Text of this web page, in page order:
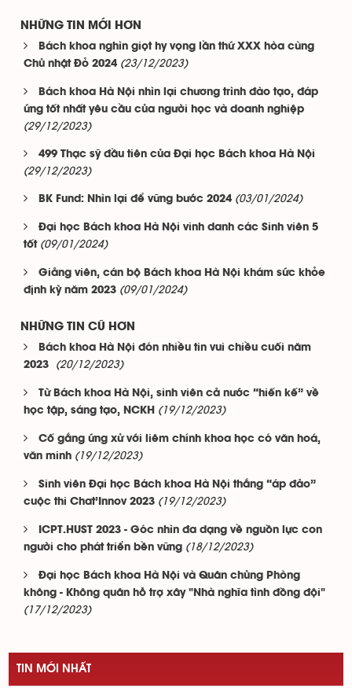
NHỮNG TIN MỚI HƠN
Bách khoa nghìn giọt hy vọng lần thứ XXX hòa cùng
Chủ nhật Đỏ 2024 (23/12/2023)
Bách khoa Hà Nội nhìn lại chương trình đào tạo, đáp
ứng tốt nhất yêu cầu của người học và doanh nghiệp
(29/12/2023)
499 Thạc sỹ đầu tiên của Đại học Bách khoa Hà Nội
(29/12/2023)
BK Fund: Nhìn lại để vững bước 2024 (03/01/2024)
Đại học Bách khoa Hà Nội vinh danh các Sinh viên 5
tốt (09/01/2024)
Giảng viên, cán bộ Bách khoa Hà Nội khám sức khỏe
định kỳ năm 2023 (09/01/2024)
NHỮNG TIN CŨ HƠN
Bách khoa Hà Nội đón nhiều tin vui chiều cuối năm
2023
(20/12/2023)
Từ Bách khoa Hà Nội, sinh viên cả nước “hiến kế” về
học tập, sáng tạo, NCKH
(19/12/2023)
Cố gắng ứng xử với liêm chính khoa học có văn hoá,
văn minh (19/12/2023)
Sinh viên Đại học Bách khoa Hà Nội thắng “áp đảo”
cuộc thi Chat’Innov 2023 (19/12/2023)
ICPT.HUST 2023 - Góc nhìn đa dạng về nguồn lực con
người cho phát triển bền vững (18/12/2023)
Đại học Bách khoa Hà Nội và Quân chủng Phòng
không - Không quân hỗ trợ xây "Nhà nghĩa tình đồng đội"
(17/12/2023)
TIN MỚI NHẤT